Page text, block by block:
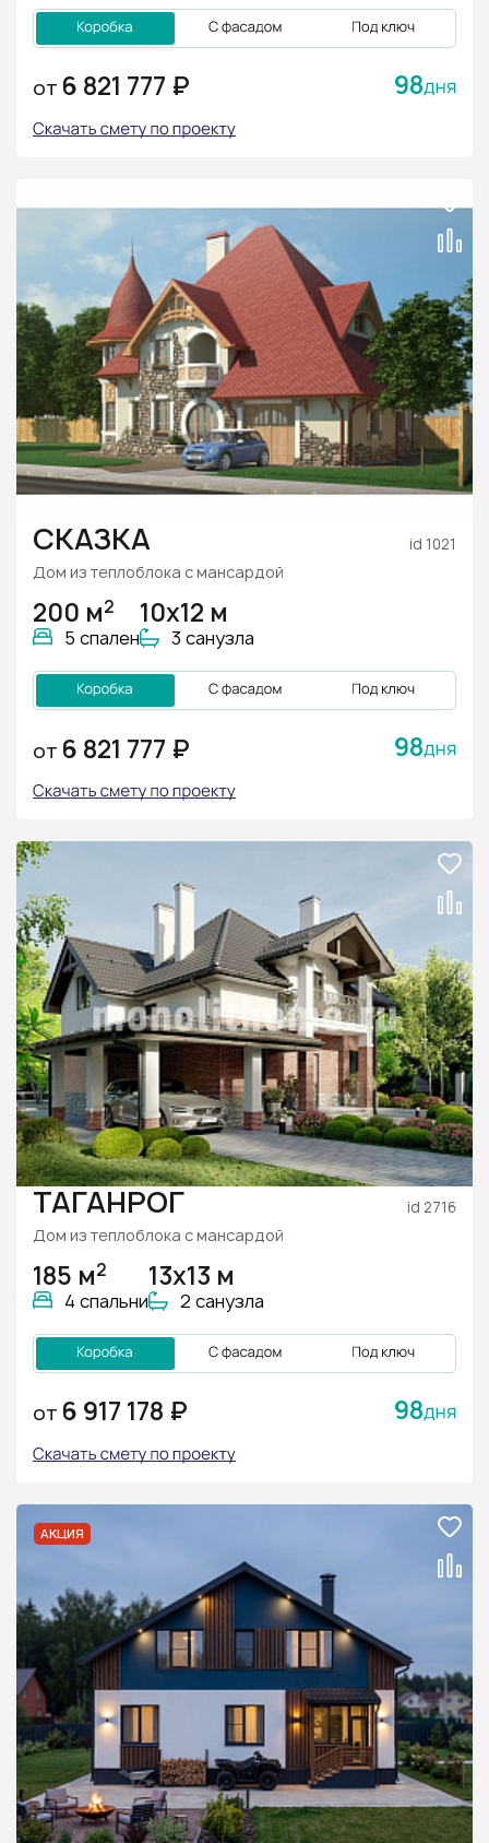
ОТ 6 821 777 ₽ 98
СКАЗКА id 1021
Дом из теплоблока с мансардой
200 м2
5 спален
10x12 м
3 санузла
ОТ 6 821 777 ₽ 98
ТАГАНРОГ id 2716
Дом из теплоблока с мансардой
185 м2
4 спальни
13х13 м
2 санузла
ОТ 6 917 178 ₽ 98
АКЦИЯ